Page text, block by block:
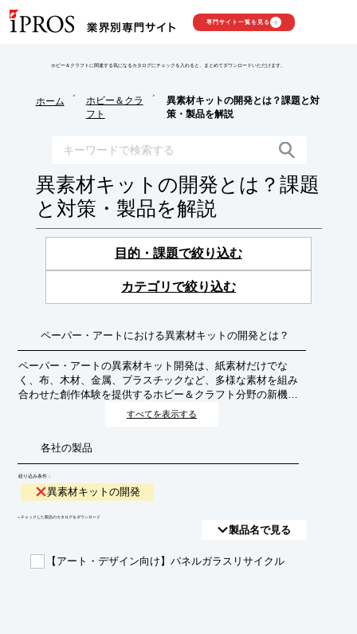
専門サイト一覧を見る
ホビー＆クラフトに関連する気になるカタログにチェックを入れると、まとめてダウンロードいただけます。
ホーム
>
ホビー＆クラ
フト
>
異素材キットの開発とは？課題と対
策・製品を解説
異素材キットの開発とは？課題
と対策・製品を解説
目的・課題で絞り込む
カテゴリで絞り込む
ペーパー・アートにおける異素材キットの開発とは？
ペーパー・アートの異素材キット開発は、紙素材だけでな
く、布、木材、金属、プラスチックなど、多様な素材を組み
合わせた創作体験を提供するホビー＆クラフト分野の新機軸
です。これにより、従来のペーパークラフトの枠を超えた、
より立体感や質感豊かな作品制作を可能にし、ユーザーの創
すべてを表示する
各社の製品
絞り込み条件：
異素材キットの開発
​▼チェックした製品のカタログをダウンロード
製品名で見る
【アート・デザイン向け】パネルガラスリサイクル